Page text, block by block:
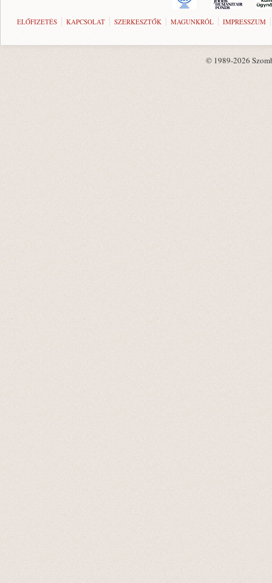
ELŐFIZETÉS KAPCSOLAT SZERKESZTŐK MAGUNKRÓL IMPRESSZUM
© 1989-2026